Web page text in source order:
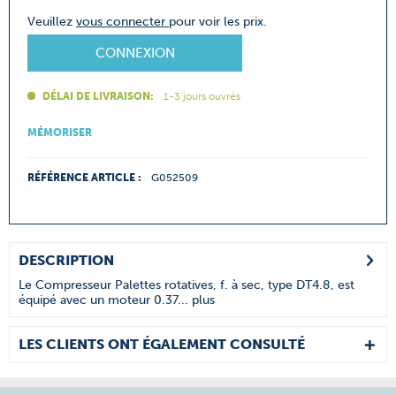
Veuillez vous connecter pour voir les prix.
CONNEXION
DÉLAI DE LIVRAISON: 1-3 jours ouvrés
MÉMORISER
RÉFÉRENCE ARTICLE : G052509
DESCRIPTION
Le Compresseur Palettes rotatives, f. à sec, type DT4.8, est
équipé avec un moteur 0.37... plus
LES CLIENTS ONT ÉGALEMENT CONSULTÉ